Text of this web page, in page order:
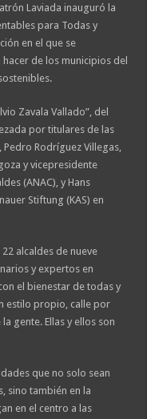
Laviada inauguró la
para Todas y
en el que se
de los municipios del
Zavala Vallado”, del
por titulares de las
Rodríguez Villegas,
y vicepresidente
(ANAC), y Hans
Stiftung (KAS) en
alcaldes de nueve
y expertos en
el bienestar de todas y
estilo propio, calle por
gente. Ellas y ellos son
que no solo sean
sino también en la
en el centro a las